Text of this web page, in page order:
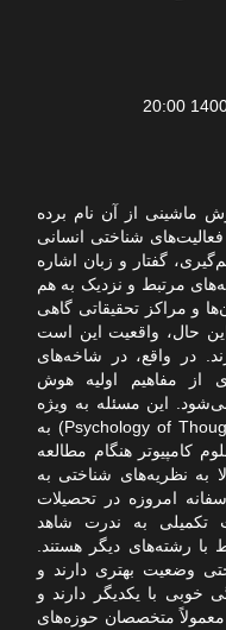
ماشینی از آن نام برده
فعالیت‌های شناختی انسانی
گفتار و زبان اشاره
مرتبط و نزدیک به هم
و مراکز تحقیقاتی گاهی
حال، واقعیت این است
در واقع، در شاخه‌های
از مفاهیم اولیه هوش
این مسئله به ویژه
در سرفصل‌های روان‌شناسی تفکر (Psychology of Thought) به
کامپیوتر هنگام مطالعه
نظریه‌های شناختی به
امروزه در تحصیلات
تکمیلی به ندرت شاهد
رشته‌های دیگر هستند.
وضعیت بهتری دارند و
خوبی با یکدیگر دارند و
متخصصان حوزه‌های